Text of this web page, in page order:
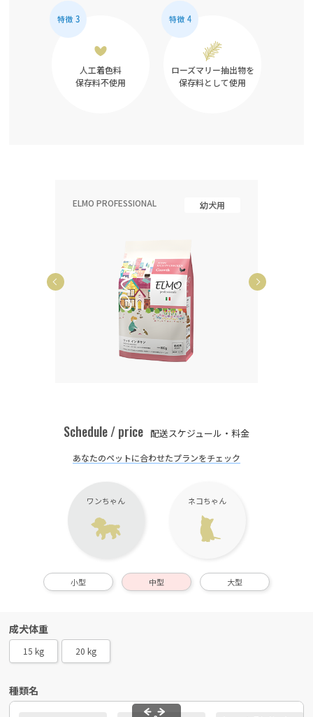
人工着色料
保存料不使用
ローズマリー抽出物を
保存料として使用
ELMO PROFESSIONAL 幼犬用
Schedule / price 配送スケジュール・料金
あなたのペットに合わせたプランをチェック
ワンちゃん ネコちゃん
小型 中型 大型
成犬体重
15 kg 20 kg
種類名